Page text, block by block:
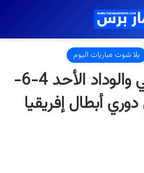
يلا شوت مباريات اليوم
موعد مباراة الأهلي والوداد الأحد 4-6-